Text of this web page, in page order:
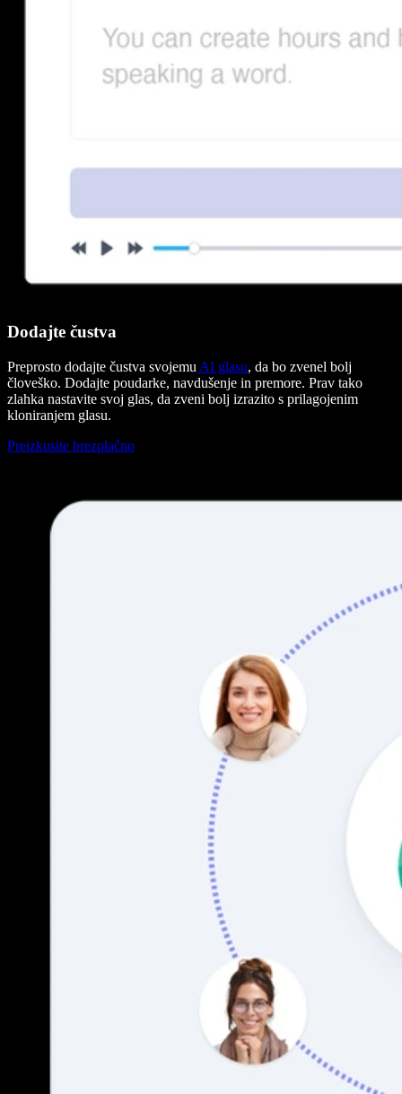
Dodajte čustva
Preprosto dodajte čustva svojemu AI glasu, da bo zvenel bolj
človeško. Dodajte poudarke, navdušenje in premore. Prav tako
zlahka nastavite svoj glas, da zveni bolj izrazito s prilagojenim
kloniranjem glasu.
Preizkusite brezplačno